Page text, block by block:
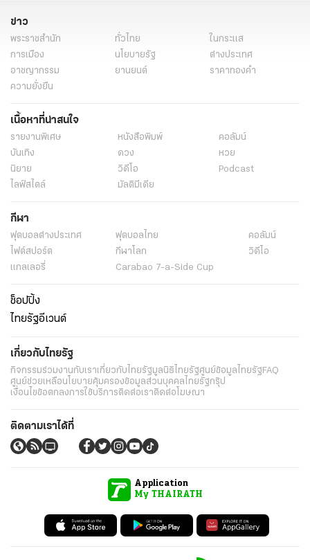
ข่าว
พระราชสำนัก ทั่วไทย
ในกระแส
การเมือง
นโยบายรัฐ
ต่างประเทศ
อาชญากรรม
ยานยนต์
ราคาทองคำ
ความยั่งยืน
เนื้อหาที่น่าสนใจ
รายงานพิเศษ หนังสือพิมพ์
คอลัมน์
บันเทิง
ดวง
หวย
นิยาย
วิดีโอ
Podcast
ไลฟ์สไตล์
มัลติมีเดีย
กีฬา
ฟุตบอลต่่างประเทศ ฟุตบอลไทย
คอลัมน์
ไฟต์สปอร์ต
กีฬาโลก
วิดีโอ
แกลเลอรี่
Carabao 7-a-Side Cup
ช็อปปิ้ง
ไทยรัฐอีเวนต์
เกี่ยวกับไทยรัฐ
กิจกรรมร่วมงานกับเราเกี่ยวกับไทยรัฐมูลนิธิไทยรัฐศูนย์ข้อมูลไทยรัฐFAQ
ศูนย์ช่วยเหลือนโยบายคุ้มครองข้อมูลส่วนบุคคลไทยรัฐกรุ๊ป
เงื่อนไขข้อตกลงการใช้บริการติดต่อเราติดต่อโฆษณา
ติดตามเราได้ที่
Application
My THAIRATH